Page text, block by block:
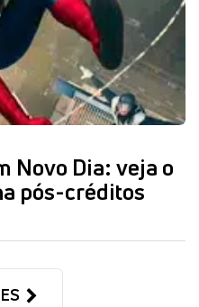
Novo Dia: veja o
pós-créditos